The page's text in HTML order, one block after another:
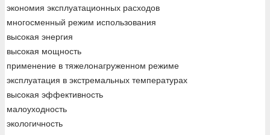
экономия эксплуатационных расходов
многосменный режим использования
высокая энергия
высокая мощность
применение в тяжелонагруженном режиме
эксплуатация в экстремальных температурах
высокая эффективность
малоуходность
экологичность